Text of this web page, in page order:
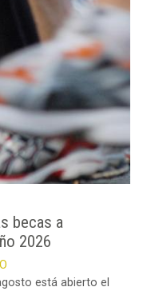
becas a
2026
está abierto el